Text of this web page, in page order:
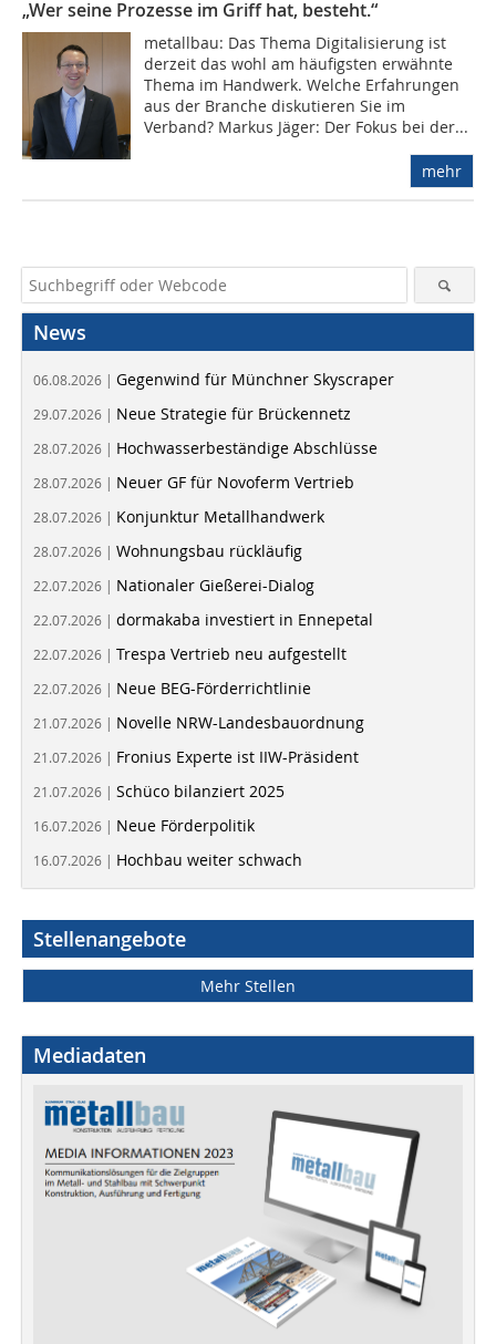
„Wer seine Prozesse im Griff hat, besteht.“
metallbau: Das Thema Digitalisierung ist
derzeit das wohl am häufigsten erwähnte
Thema im Handwerk. Welche Erfahrungen
aus der Branche diskutieren Sie im
Verband? Markus Jäger: Der Fokus bei der...
mehr
News
06.08.2026 | Gegenwind für Münchner Skyscraper
29.07.2026 | Neue Strategie für Brückennetz
28.07.2026 | Hochwasserbeständige Abschlüsse
28.07.2026 | Neuer GF für Novoferm Vertrieb
28.07.2026 | Konjunktur Metallhandwerk
28.07.2026 | Wohnungsbau rückläufig
22.07.2026 | Nationaler Gießerei-Dialog
22.07.2026 | dormakaba investiert in Ennepetal
22.07.2026 | Trespa Vertrieb neu aufgestellt
22.07.2026 | Neue BEG-Förderrichtlinie
21.07.2026 | Novelle NRW-Landesbauordnung
21.07.2026 | Fronius Experte ist IIW-Präsident
21.07.2026 | Schüco bilanziert 2025
16.07.2026 | Neue Förderpolitik
16.07.2026 | Hochbau weiter schwach
Stellenangebote
Mehr Stellen
Mediadaten